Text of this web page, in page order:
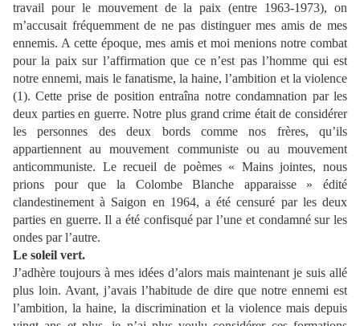
travail pour le mouvement de la paix (entre 1963-1973), on
m’accusait fréquemment de ne pas distinguer mes amis de mes
ennemis. A cette époque, mes amis et moi menions notre combat
pour la paix sur l’affirmation que ce n’est pas l’homme qui est
notre ennemi, mais le fanatisme, la haine, l’ambition et la violence
(1). Cette prise de position entraîna notre condamnation par les
deux parties en guerre. Notre plus grand crime était de considérer
les personnes des deux bords comme nos frères, qu’ils
appartiennent au mouvement communiste ou au mouvement
anticommuniste. Le recueil de poèmes « Mains jointes, nous
prions pour que la Colombe Blanche apparaisse » édité
clandestinement à Saigon en 1964, a été censuré par les deux
parties en guerre. Il a été confisqué par l’une et condamné sur les
ondes par l’autre.
Le soleil vert.
J’adhère toujours à mes idées d’alors mais maintenant je suis allé
plus loin. Avant, j’avais l’habitude de dire que notre ennemi est
l’ambition, la haine, la discrimination et la violence mais depuis